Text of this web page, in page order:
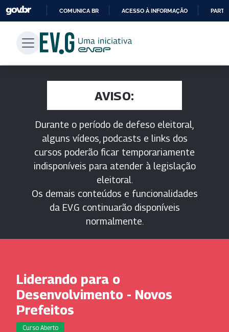
PARA
CONTEÚDO
COMUNICA BR ACESSO À INFORMAÇÃO
AVISO:
Durante o período de defeso eleitoral,
alguns vídeos, podcasts e links dos
cursos poderão ficar temporariamente
indisponíveis para atender à legislação
eleitoral.
Os demais conteúdos e funcionalidades
da EV.G continuarão disponíveis
normalmente.
Liderando para o
Desenvolvimento - Novos
Prefeitos
Curso Aberto